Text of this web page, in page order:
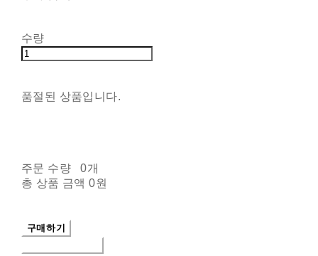
수량
품절된 상품입니다.
주문 수량
0개
총 상품 금액 0원
구매하기